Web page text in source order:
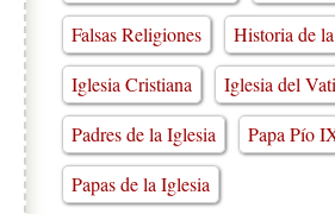
Falsas Religiones
Historia de
Iglesia Cristiana
Iglesia del
Padres de la Iglesia
Papa Pío
Papas de la Iglesia